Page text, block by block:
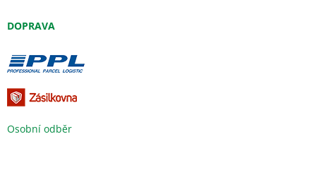
DOPRAVA
Osobní odběr